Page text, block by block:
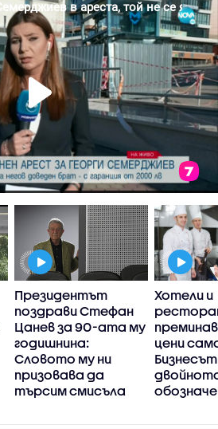
Президентът
поздрави Стефан
Цанев за 90-ата му
годишнина:
Словото му ни
призовава да
търсим смисъла
Хотели и
цени